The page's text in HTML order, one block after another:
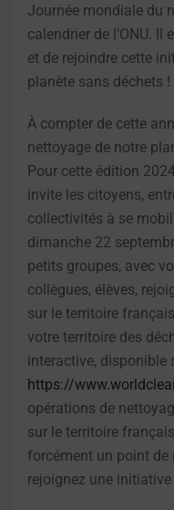
Journée mondiale du
calendrier de l’ONU.
et de rejoindre cette
planète sans déchets !
À compter de cette
nettoyage de notre
Pour cette édition
invite les citoyens,
collectivités à se
dimanche 22
petits groupes, avec
collègues, élèves,
sur le territoire
votre territoire des
interactive, disponible
https://
opérations de
sur le territoire
forcément un point de
rejoignez une